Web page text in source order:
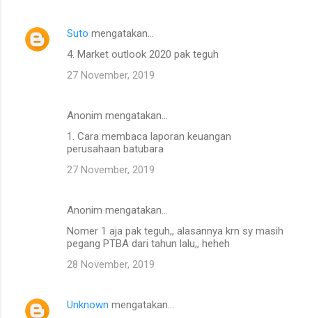
Suto mengatakan…
4. Market outlook 2020 pak teguh
27 November, 2019
Anonim mengatakan…
1. Cara membaca laporan keuangan
perusahaan batubara
27 November, 2019
Anonim mengatakan…
Nomer 1 aja pak teguh,, alasannya krn sy masih
pegang PTBA dari tahun lalu,, heheh
28 November, 2019
Unknown mengatakan…